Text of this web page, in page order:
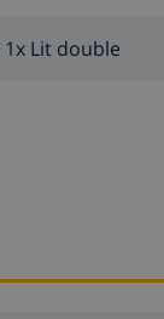
1x Lit double